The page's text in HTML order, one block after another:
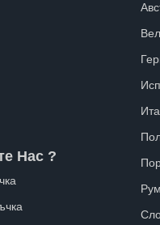
Нас ?